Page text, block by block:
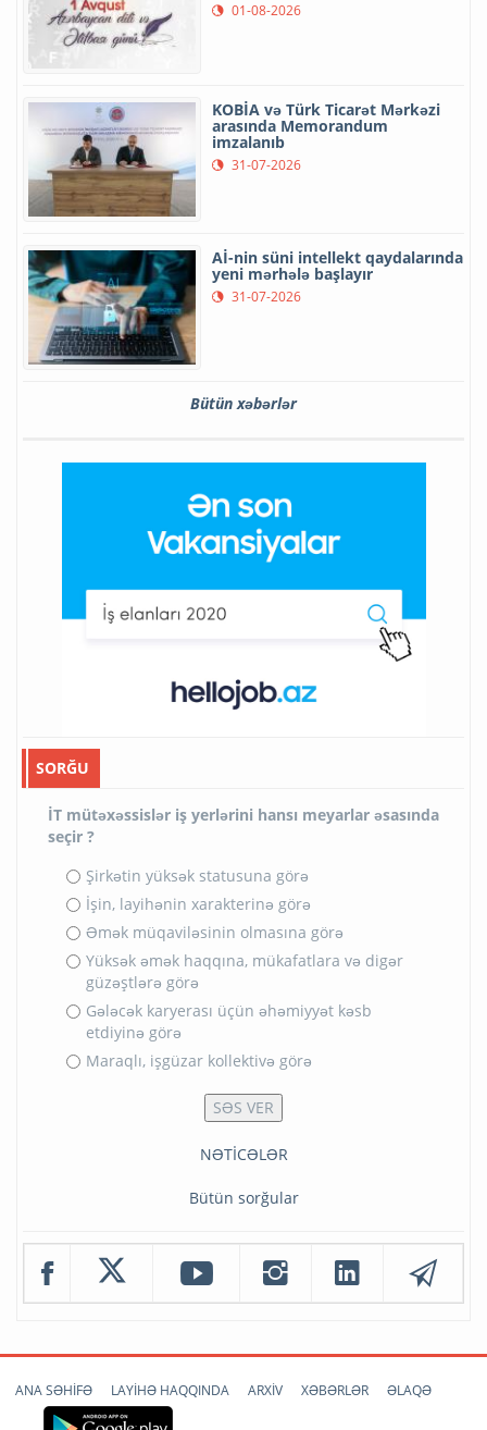
01-08-2026
KOBİA və Türk Ticarət Mərkəzi
arasında Memorandum
imzalanıb
31-07-2026
Aİ-nin süni intellekt qaydalarında
yeni mərhələ başlayır
31-07-2026
Bütün xəbərlər
SORĞU
İT mütəxəssislər iş yerlərini hansı meyarlar əsasında
seçir ?
Şirkətin yüksək statusuna görə
İşin, layihənin xarakterinə görə
Əmək müqaviləsinin olmasına görə
Yüksək əmək haqqına, mükafatlara və digər
güzəştlərə görə
Gələcək karyerası üçün əhəmiyyət kəsb
etdiyinə görə
Maraqlı, işgüzar kollektivə görə
NƏTİCƏLƏR
Bütün sorğular
ANA SƏHİFƏ LAYİHƏ HAQQINDA ARXİV XƏBƏRLƏR ƏLAQƏ